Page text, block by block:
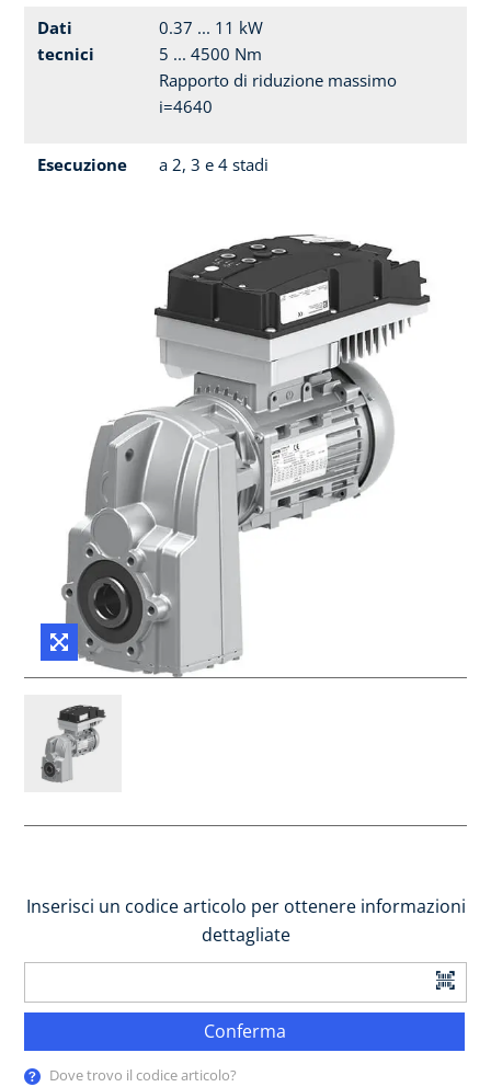
Dati
tecnici
0.37 ... 11 kW
5 ... 4500 Nm
Rapporto di riduzione massimo
i=4640
Esecuzione a 2, 3 e 4 stadi
Inserisci un codice articolo per ottenere informazioni
dettagliate
Conferma
Dove trovo il codice articolo?